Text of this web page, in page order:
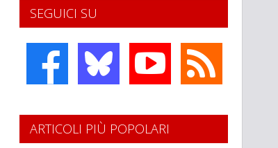
SEGUICI SU
ARTICOLI PIÙ POPOLARI